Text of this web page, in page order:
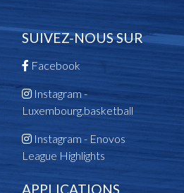
SUIVEZ-NOUS SUR
Facebook
Instagram -
Luxembourg.basketball
Instagram - Enovos
League Highlights
APPLICATIONS